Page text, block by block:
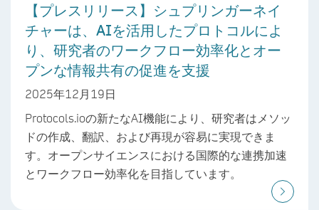
【プレスリリース】シュプリンガーネイ
チャーは、AIを活用したプロトコルによ
り、研究者のワークフロー効率化とオー
プンな情報共有の促進を支援
2025年12月19日
Protocols.ioの新たなAI機能により、研究者はメソッ
ドの作成、翻訳、および再現が容易に実現できま
す。オープンサイエンスにおける国際的な連携加速
とワークフロー効率化を目指しています。